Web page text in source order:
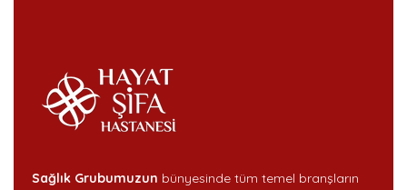
Sağlık Grubumuzun bünyesinde tüm temel branşların